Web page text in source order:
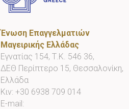
Ένωση Επαγγελματιών
Μαγειρικής Ελλάδας
Εγνατίας 154, Τ.Κ. 546 36,
ΔΕΘ Περίπτερο 15, Θεσσαλονίκη,
Ελλάδα
Κιν: +30 6938 709 014
E-mail: